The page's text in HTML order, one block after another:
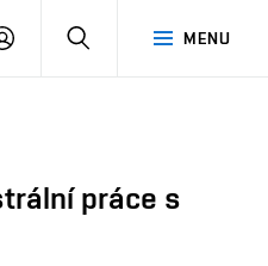
MENU
PŘIHLÁSIT
práce s